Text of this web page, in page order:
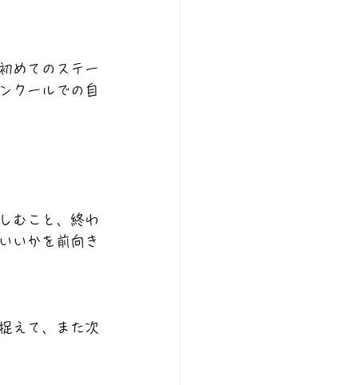
めてのステー
クールでの自
むこと、終わ
いかを前向き
えて、また次